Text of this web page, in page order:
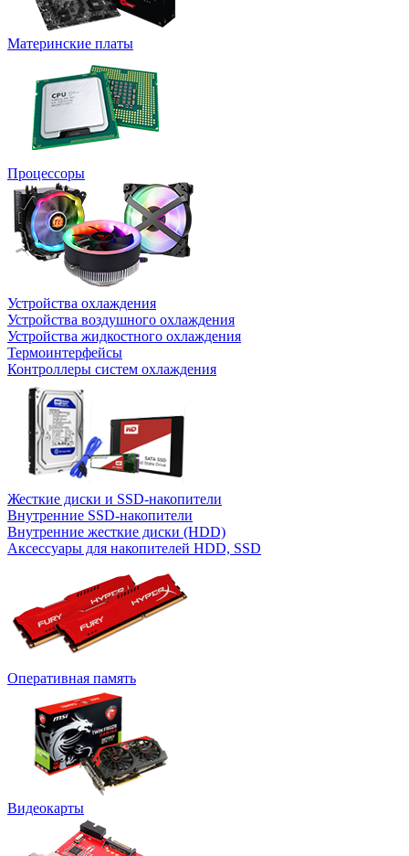
Материнские платы
Процессоры
Устройства охлаждения
Устройства воздушного охлаждения
Устройства жидкостного охлаждения
Термоинтерфейсы
Контроллеры систем охлаждения
Жесткие диски и SSD-накопители
Внутренние SSD-накопители
Внутренние жесткие диски (HDD)
Аксессуары для накопителей HDD, SSD
Оперативная память
Видеокарты